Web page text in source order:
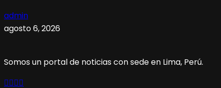
admin
agosto 6, 2026
Somos un portal de noticias con sede en Lima, Perú.